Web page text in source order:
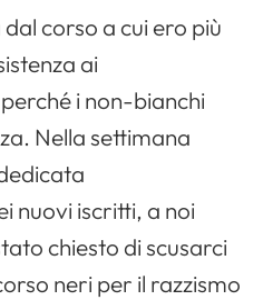
corso a cui ero più
ai
i non-bianchi
Nella settimana
nuovi iscritti, a noi
chiesto di scusarci
neri per il razzismo